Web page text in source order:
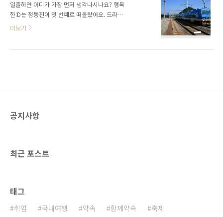
할을 하기도 하는데요. 좋은 기억으로 남았던 시
간인 만큼 사진도 예쁘게 남는다면 더욱 좋겠죠?
겨울에는 어떤 곳이 사진 찍기에 좋을까요? 오늘
억을 예쁘게 남길 수 있는 추천 장소에 대해 소개
일출하면 어디가 가장 먼저 생각나시나요? 행복
한:D는 정동진이 첫 번째로 떠올랐어요. 드라마
‘모래시계’때문에 유명해져서가 아닌, 새벽기차
시작해 새벽에 도착하는 일정이라 피곤하지만,
시락을 미리 준비..
더보기
공지사항
최근 포스트
태그
취업 국내여행 약속 함께약속
축제